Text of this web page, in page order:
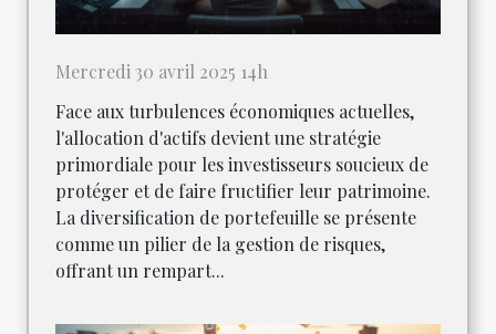
Mercredi 30 avril 2025 14h
Face aux turbulences économiques actuelles,
l'allocation d'actifs devient une stratégie
primordiale pour les investisseurs soucieux de
protéger et de faire fructifier leur patrimoine.
La diversification de portefeuille se présente
comme un pilier de la gestion de risques,
offrant un rempart...